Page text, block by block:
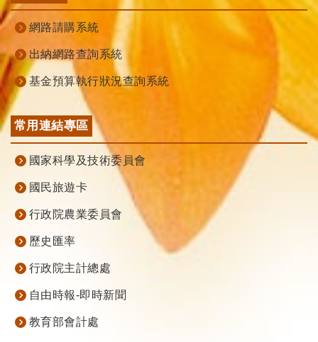
網路請購系統
出納網路查詢系統
基金預算執行狀況查詢系統
常用連結專區
國家科學及技術委員會
國民旅遊卡
行政院農業委員會
歷史匯率
行政院主計總處
自由時報-即時新聞
教育部會計處